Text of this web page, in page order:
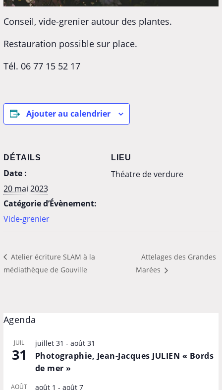
Conseil, vide-grenier autour des plantes.
Restauration possible sur place.
Tél. 06 77 15 52 17
Ajouter au calendrier
DÉTAILS
Date :
20 mai 2023
Catégorie d’Évènement:
Vide-grenier
LIEU
Théatre de verdure
Atelier écriture SLAM à la
médiathèque de Gouville
Attelages des Grandes
Marées
Agenda
JUIL
31
juillet 31 - août 31
Photographie, Jean-Jacques JULIEN « Bords
de mer »
AOÛT août 1 - août 7